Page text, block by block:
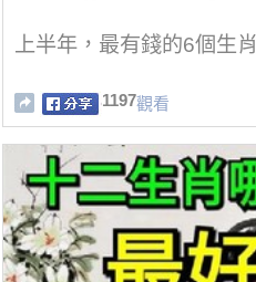
上半年，最有錢的6個生肖
1197觀看